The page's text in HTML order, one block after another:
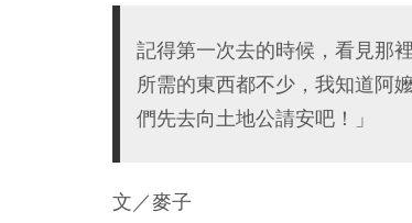
記得第一次去的時候，看見那
所需的東西都不少，我知道阿
們先去向土地公請安吧！」
文／麥子